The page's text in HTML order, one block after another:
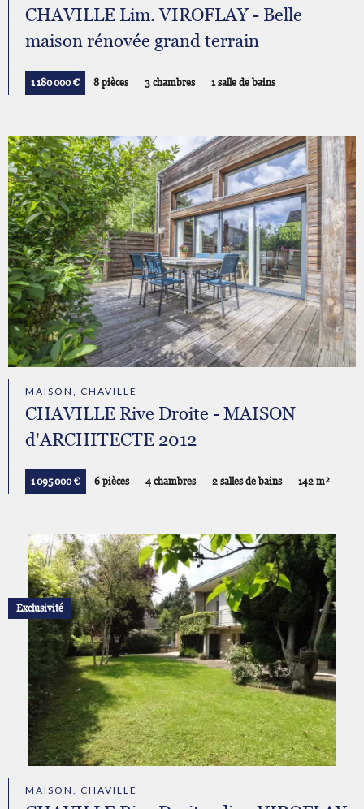
CHAVILLE Lim. VIROFLAY - Belle
maison rénovée grand terrain
1 180 000 € 8 pièces 3 chambres 1 salle de bains
MAISON, CHAVILLE
CHAVILLE Rive Droite - MAISON
d'ARCHITECTE 2012
1 095 000 € 6 pièces 4 chambres 2 salles de bains 142 m²
MAISON, CHAVILLE
Exclusivité